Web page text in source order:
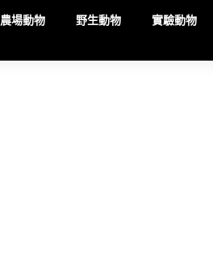
農場動物 野生動物 實驗動物